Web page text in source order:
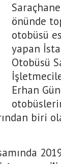
önünde
otobüsü
yapan
Otobüsü
Erhan
biri